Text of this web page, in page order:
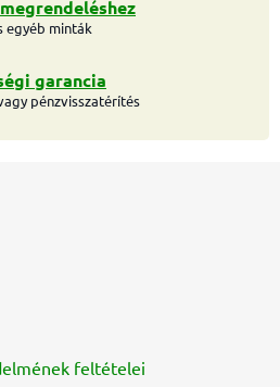
egyéb minták
garancia
pénzvisszatérítés
feltételei